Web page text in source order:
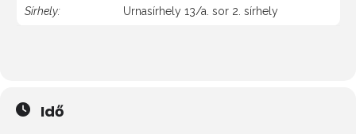
Sírhely: Urnasírhely 13/a. sor 2. sírhely
Idő